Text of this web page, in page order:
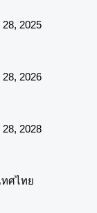
2025
2026
2028
ทศไทย